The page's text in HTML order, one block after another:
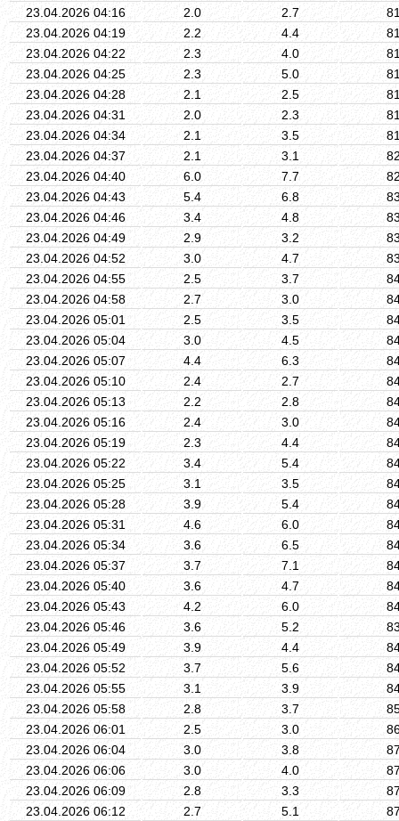
23.04.2026 04:16
2.0 2.7
23.04.2026 04:19
2.2 4.4
23.04.2026 04:22
2.3 4.0
23.04.2026 04:25
2.3 5.0
23.04.2026 04:28
2.1 2.5
23.04.2026 04:31
2.0 2.3
23.04.2026 04:34
2.1 3.5
23.04.2026 04:37
2.1 3.1
23.04.2026 04:40
6.0 7.7
23.04.2026 04:43
5.4 6.8
23.04.2026 04:46
3.4 4.8
23.04.2026 04:49
2.9 3.2
23.04.2026 04:52
3.0 4.7
23.04.2026 04:55
2.5 3.7
23.04.2026 04:58
2.7 3.0
23.04.2026 05:01
2.5 3.5
23.04.2026 05:04
3.0 4.5
23.04.2026 05:07
4.4 6.3
23.04.2026 05:10
2.4 2.7
23.04.2026 05:13
2.2 2.8
23.04.2026 05:16
2.4 3.0
23.04.2026 05:19
2.3 4.4
23.04.2026 05:22
3.4 5.4
23.04.2026 05:25
3.1 3.5
23.04.2026 05:28
3.9 5.4
23.04.2026 05:31
4.6 6.0
23.04.2026 05:34
3.6 6.5
23.04.2026 05:37
3.7 7.1
23.04.2026 05:40
3.6 4.7
23.04.2026 05:43
4.2 6.0
23.04.2026 05:46
3.6 5.2
23.04.2026 05:49
3.9 4.4
23.04.2026 05:52
3.7 5.6
23.04.2026 05:55
3.1 3.9
23.04.2026 05:58
2.8 3.7
23.04.2026 06:01
2.5 3.0
23.04.2026 06:04
3.0 3.8
23.04.2026 06:06
3.0 4.0
23.04.2026 06:09
2.8 3.3
23.04.2026 06:12
2.7 5.1